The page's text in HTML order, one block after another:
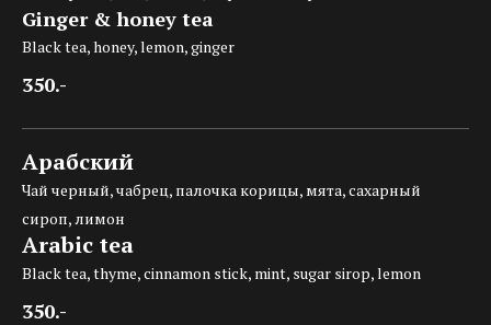
Ginger & honey tea
Black tea, honey, lemon, ginger
350.-
Арабский
Чай черный, чабрец, палочка корицы, мята, сахарный
сироп, лимон
Arabic tea
Black tea, thyme, cinnamon stick, mint, sugar sirop, lemon
350.-